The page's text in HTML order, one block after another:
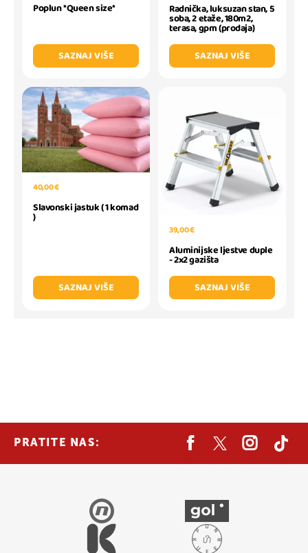
Poplun *Queen size*
SAZNAJ VIŠE
Radnička, luksuzan stan, 5
soba, 2 etaže, 180m2,
terasa, gpm (prodaja)
SAZNAJ VIŠE
40,00 €
Slavonski jastuk ( 1 komad
)
SAZNAJ VIŠE
39,00 €
Aluminijske ljestve duple
- 2x2 gazišta
SAZNAJ VIŠE
PRATITE NAS: